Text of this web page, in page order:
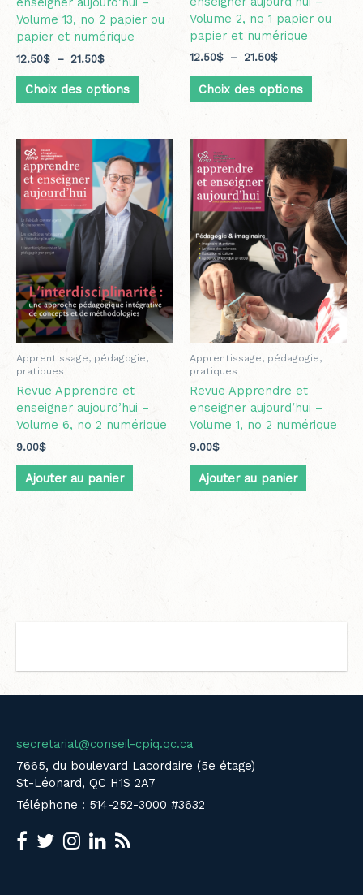
Volume 13, no 2 papier ou
papier et numérique
12.50$ – 21.50$
Choix des options
Volume 2, no 1 papier ou
papier et numérique
12.50$ – 21.50$
Choix des options
Apprentissage, pédagogie,
pratiques
Revue Apprendre et
enseigner aujourd’hui –
Volume 6, no 2 numérique
9.00$
Ajouter au panier
Apprentissage, pédagogie,
pratiques
Revue Apprendre et
enseigner aujourd’hui –
Volume 1, no 2 numérique
9.00$
Ajouter au panier
secretariat@conseil-cpiq.qc.ca
7665, du boulevard Lacordaire (5e étage)
St-Léonard, QC H1S 2A7
Téléphone : 514-252-3000 #3632